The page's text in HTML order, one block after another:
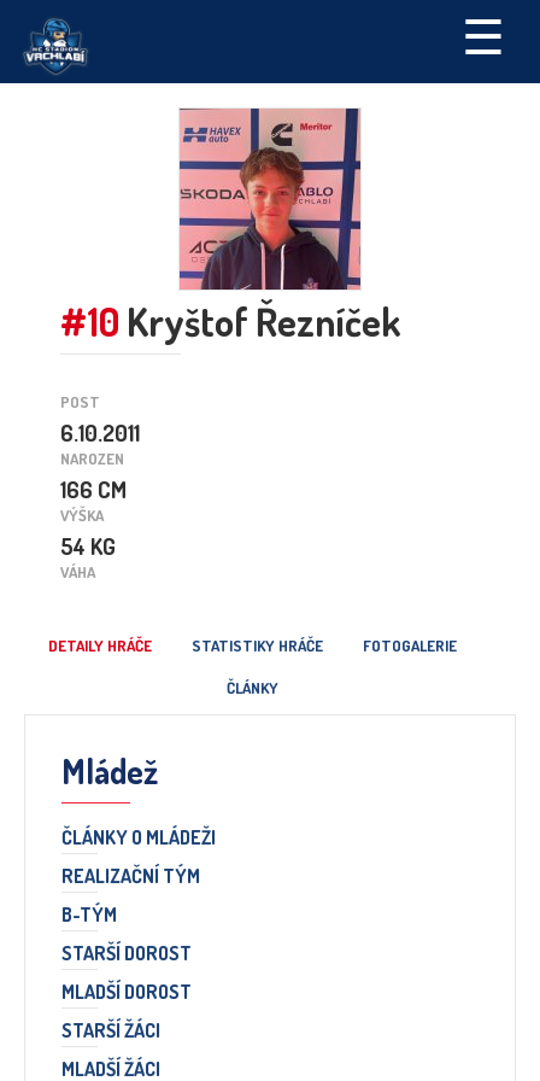
☰
#10 Kryštof Řezníček
POST
6.10.2011
NAROZEN
166 CM
VÝŠKA
54 KG
VÁHA
DETAILY HRÁČE STATISTIKY HRÁČE FOTOGALERIE
ČLÁNKY
Mládež
ČLÁNKY O MLÁDEŽI
REALIZAČNÍ TÝM
B-TÝM
STARŠÍ DOROST
MLADŠÍ DOROST
STARŠÍ ŽÁCI
MLADŠÍ ŽÁCI